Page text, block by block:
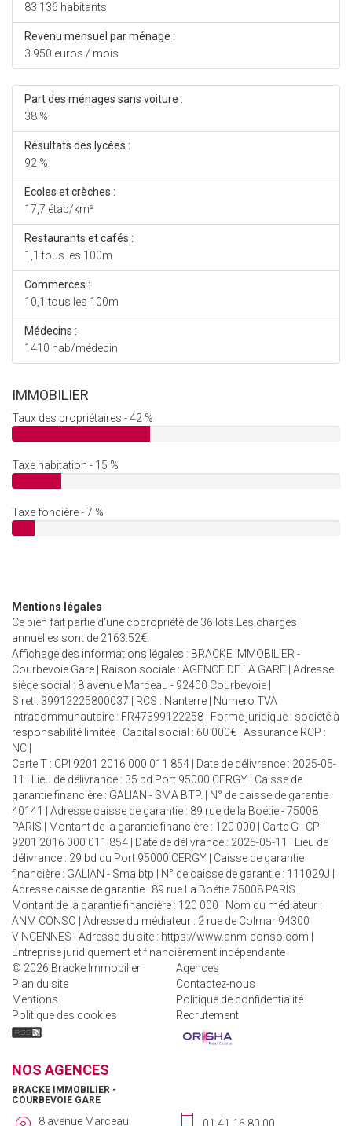
83 136 habitants
Revenu mensuel par ménage :
3 950 euros / mois
Part des ménages sans voiture :
38 %
Résultats des lycées :
92 %
Ecoles et crèches :
17,7 étab/km²
Restaurants et cafés :
1,1 tous les 100m
Commerces :
10,1 tous les 100m
Médecins :
1410 hab/médecin
IMMOBILIER
Taux des propriétaires - 42 %
Taxe habitation - 15 %
Taxe foncière - 7 %
Mentions légales
Ce bien fait partie d'une copropriété de 36 lots.Les charges
annuelles sont de 2163.52€.
Affichage des informations légales : BRACKE IMMOBILIER -
Courbevoie Gare | Raison sociale : AGENCE DE LA GARE | Adresse
siège social : 8 avenue Marceau - 92400 Courbevoie |
Siret : 39912225800037 | RCS : Nanterre | Numero TVA
Intracommunautaire : FR47399122258 | Forme juridique : société à
responsabilité limitée | Capital social : 60 000€ | Assurance RCP :
NC |
Carte T : CPI 9201 2016 000 011 854 | Date de délivrance : 2025-05-
11 | Lieu de délivrance : 35 bd Port 95000 CERGY | Caisse de
garantie financière : GALIAN - SMA BTP. | N° de caisse de garantie :
40141 | Adresse caisse de garantie : 89 rue de la Boétie - 75008
PARIS | Montant de la garantie financière : 120 000 | Carte G : CPI
9201 2016 000 011 854 | Date de délivrance : 2025-05-11 | Lieu de
délivrance : 29 bd du Port 95000 CERGY | Caisse de garantie
financière : GALIAN - Sma btp | N° de caisse de garantie : 111029J |
Adresse caisse de garantie : 89 rue La Boétie 75008 PARIS |
Montant de la garantie financière : 120 000 | Nom du médiateur :
ANM CONSO | Adresse du médiateur : 2 rue de Colmar 94300
VINCENNES | Adresse du site : https://www.anm-conso.com
Entreprise juridiquement et financièrement indépendante
© 2026 Bracke Immobilier
Agences
Plan du site
Contactez-nous
Mentions
Politique de confidentialité
Politique des cookies
Recrutement
NOS AGENCES
BRACKE IMMOBILIER -
COURBEVOIE GARE
8 avenue Marceau